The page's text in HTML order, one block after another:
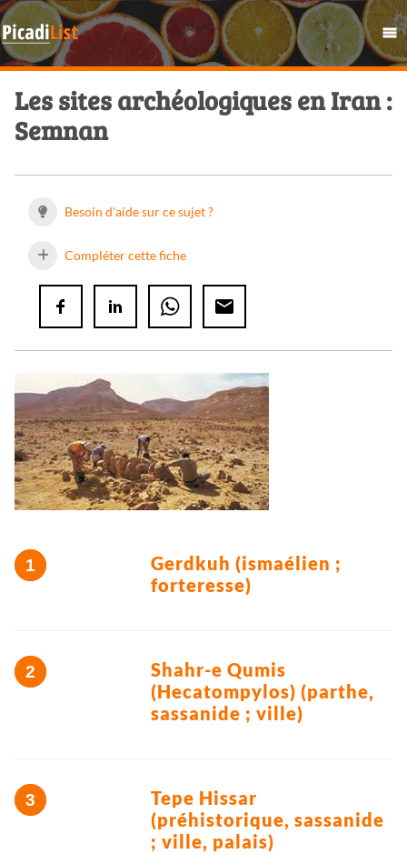
Les sites archéologiques en Iran :
Semnan
Besoin d'aide sur ce sujet ?
Compléter cette fiche
Gerdkuh (ismaélien ;
forteresse)
Shahr-e Qumis
(Hecatompylos) (parthe,
sassanide ; ville)
Tepe Hissar
(préhistorique, sassanide
; ville, palais)